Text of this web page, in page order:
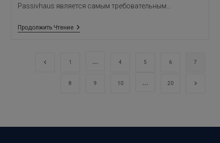
Passivhaus является самым требовательным…
Продолжить ЧтениеСертификат
Перейти на предыдущую страницу
1 … 4 5 6 7
8 9 10 … 20